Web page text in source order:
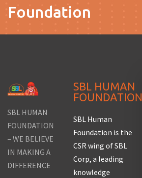
Foundation
SBL HUMAN
FOUNDATION
– WE BELIEVE
IN MAKING A
DIFFERENCE
SBL HUMAN
FOUNDATION
SBL Human
Foundation is the
CSR wing of SBL
Corp, a leading
knowledge